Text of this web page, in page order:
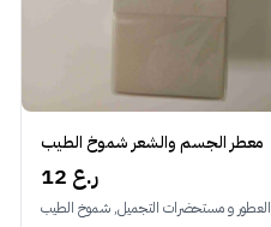
معطر الجسم والشعر شموخ الطيب
12 ر.ع
العطور و مستحضرات التجميل, شموخ الطيب